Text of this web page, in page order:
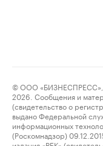
© ООО
2026. Сообщения и
(свидетельство о
выдано Федеральной
информационных
(Роскомнадзор)